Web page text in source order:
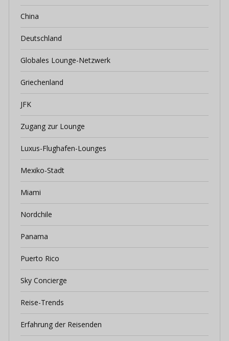
China
Deutschland
Globales Lounge-Netzwerk
Griechenland
JFK
Zugang zur Lounge
Luxus-Flughafen-Lounges
Mexiko-Stadt
Miami
Nordchile
Panama
Puerto Rico
Sky Concierge
Reise-Trends
Erfahrung der Reisenden